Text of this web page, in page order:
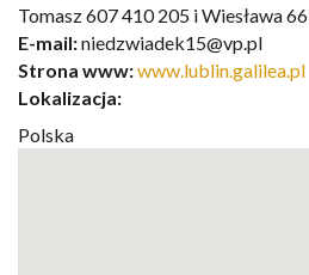
Tomasz 607 410 205 i Wiesława
E-mail:niedzwiadek15@vp.pl
Strona www:www.lublin.galilea.pl
Lokalizacja:
Polska